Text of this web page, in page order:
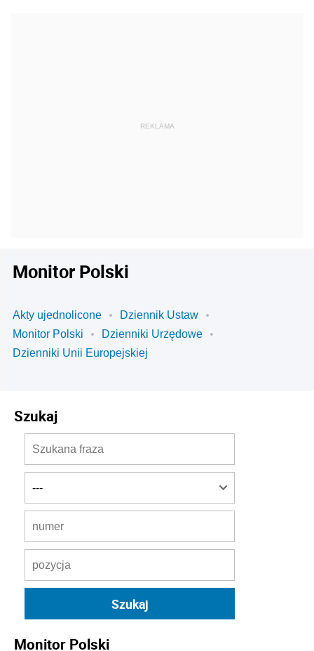
Monitor Polski
Akty ujednolicone
Dziennik Ustaw
Monitor Polski
Dzienniki Urzędowe
Dzienniki Unii Europejskiej
Szukaj
Monitor Polski